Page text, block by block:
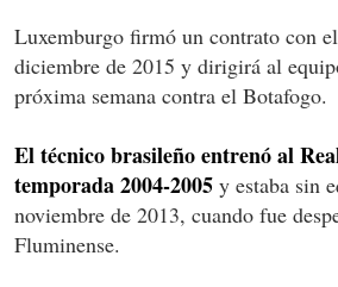
Luxemburgo firmó un contrato con
diciembre de 2015 y dirigirá al
próxima semana contra el Botafogo.
El técnico brasileño entrenó al
temporada 2004-2005 y estaba sin
noviembre de 2013, cuando fue
Fluminense.